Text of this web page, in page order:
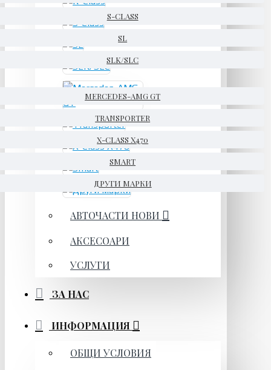
S-CLASS
SL
SLK/SLC
MERCEDES-AMG GT
TRANSPORTER
X-CLASS X470
SMART
ДРУГИ МАРКИ
АВТОЧАСТИ НОВИ
АКСЕСОАРИ
УСЛУГИ
ЗА НАС
ИНФОРМАЦИЯ
ОБЩИ УСЛОВИЯ